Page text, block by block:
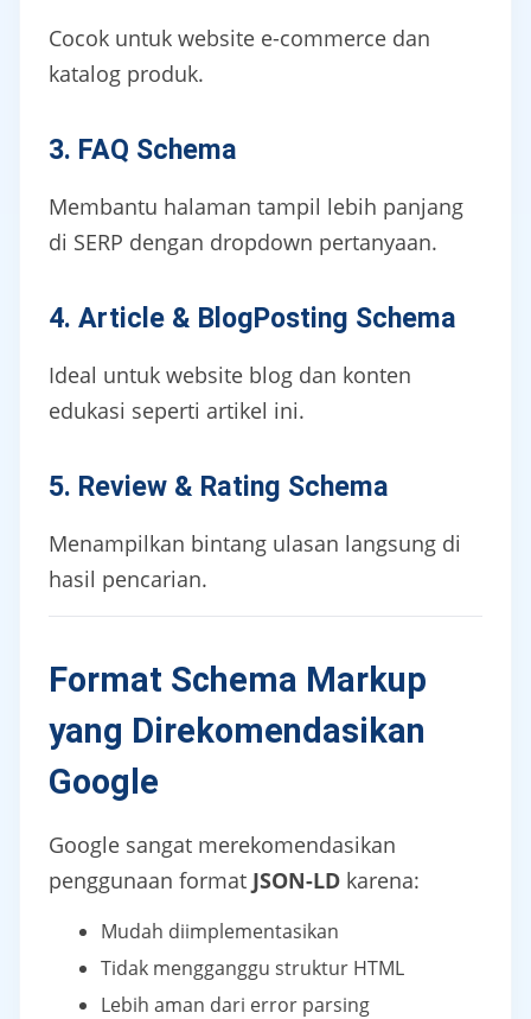
Cocok untuk website e-commerce dan
katalog produk.
3. FAQ Schema
Membantu halaman tampil lebih panjang
di SERP dengan dropdown pertanyaan.
4. Article & BlogPosting Schema
Ideal untuk website blog dan konten
edukasi seperti artikel ini.
5. Review & Rating Schema
Menampilkan bintang ulasan langsung di
hasil pencarian.
Format Schema Markup
yang Direkomendasikan
Google
Google sangat merekomendasikan
penggunaan format JSON-LD karena:
Mudah diimplementasikan
Tidak mengganggu struktur HTML
Lebih aman dari error parsing